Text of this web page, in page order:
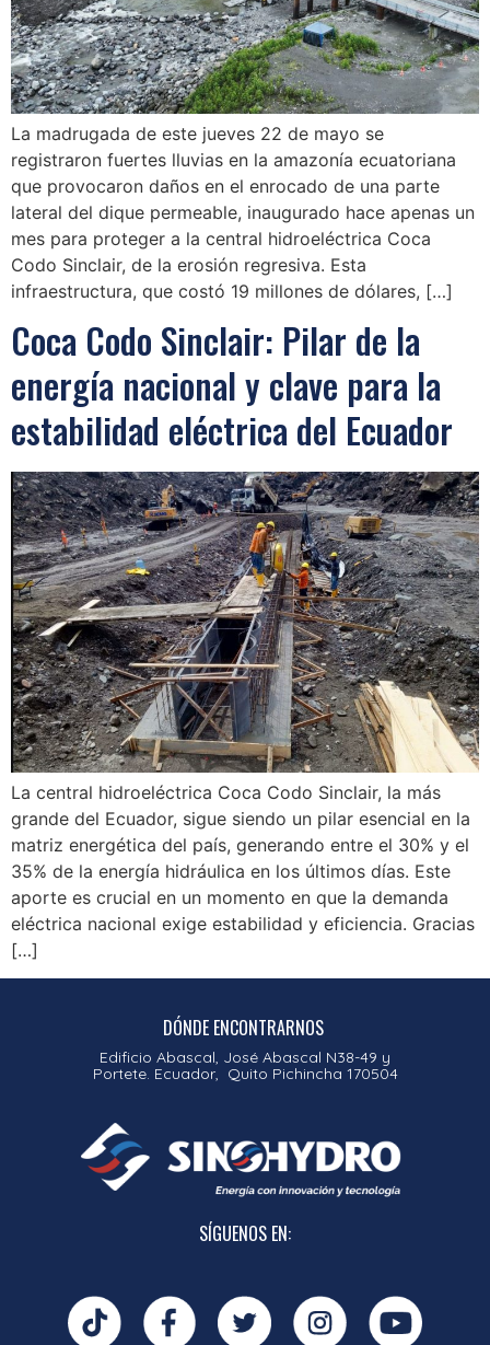
La madrugada de este jueves 22 de mayo se
registraron fuertes lluvias en la amazonía ecuatoriana
que provocaron daños en el enrocado de una parte
lateral del dique permeable, inaugurado hace apenas un
mes para proteger a la central hidroeléctrica Coca
Codo Sinclair, de la erosión regresiva. Esta
infraestructura, que costó 19 millones de dólares, […]
Coca Codo Sinclair: Pilar de la
energía nacional y clave para la
estabilidad eléctrica del Ecuador
La central hidroeléctrica Coca Codo Sinclair, la más
grande del Ecuador, sigue siendo un pilar esencial en la
matriz energética del país, generando entre el 30% y el
35% de la energía hidráulica en los últimos días. Este
aporte es crucial en un momento en que la demanda
eléctrica nacional exige estabilidad y eficiencia. Gracias
[…]
DÓNDE ENCONTRARNOS
Edificio Abascal, José Abascal N38-49 y
Portete. Ecuador, Quito Pichincha 170504
SÍGUENOS EN: